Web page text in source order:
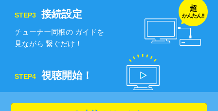
STEP3 接続設定 超
かんたん!!
チューナー同梱の ガイドを
見ながら 繋ぐだけ！
STEP4 視聴開始！